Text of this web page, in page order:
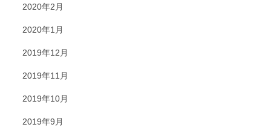
2020年2月
2020年1月
2019年12月
2019年11月
2019年10月
2019年9月